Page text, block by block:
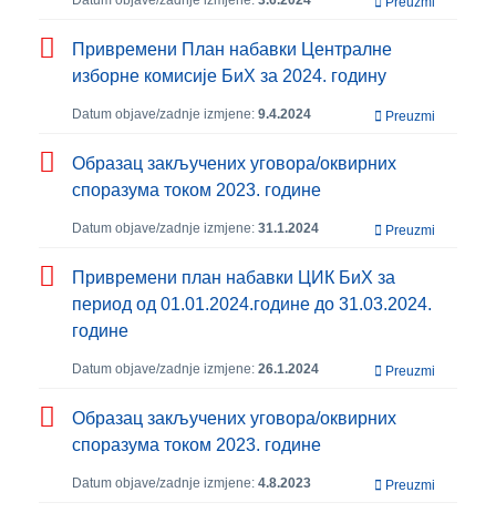
Привремени План набавки Централне
изборне комисије БиХ за 2024. годину
Datum objave/zadnje izmjene: 9.4.2024 Preuzmi
Образац закључених уговора/оквирних
споразума током 2023. године
Datum objave/zadnje izmjene: 31.1.2024 Preuzmi
Привремени план набавки ЦИК БиХ за
период од 01.01.2024.године до 31.03.2024.
године
Datum objave/zadnje izmjene: 26.1.2024 Preuzmi
Образац закључених уговора/оквирних
споразума током 2023. године
Datum objave/zadnje izmjene: 4.8.2023 Preuzmi